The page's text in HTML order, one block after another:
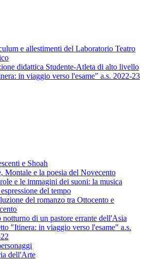
e allestimenti del Laboratorio Teatro
didattica Studente-Atleta di alto livello
in viaggio verso l'esame" a.s. 2022-23
e Shoah
Montale e la poesia del Novecento
e le immagini dei suoni: la musica
del tempo
del romanzo tra Ottocento e
notturno di un pastore errante dell'Asia
"Itinera: in viaggio verso l'esame" a.s.
dell'Arte